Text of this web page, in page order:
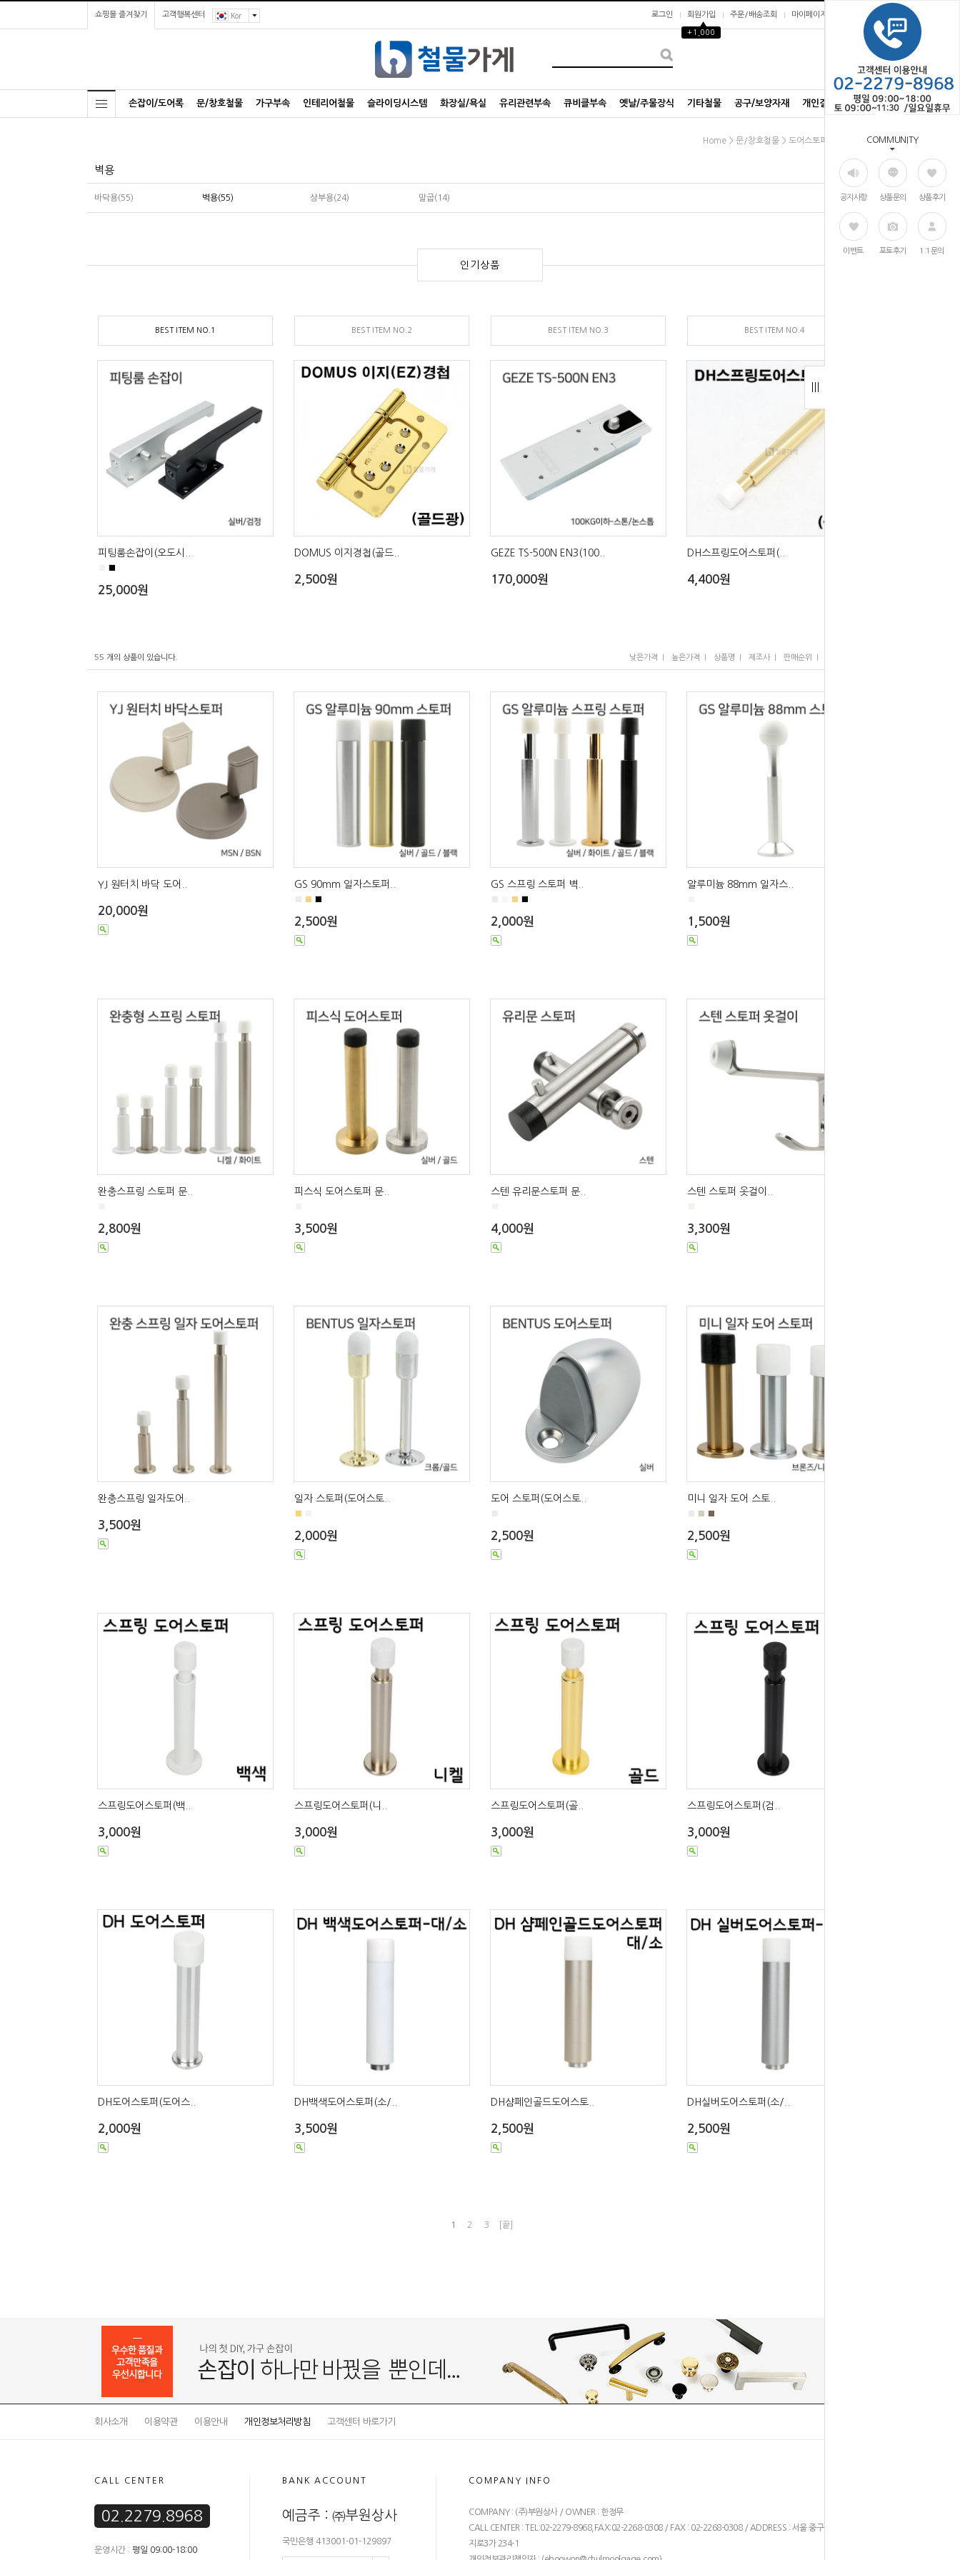
COMMUNITY
공지사항 상품문의 상품후기
이벤트 포토후기 1:1문의
쇼핑몰 즐겨찾기 고객행복센터 Kor 로그인 회원가입
▲
+1,000
주문/배송조회 마이페이지
손잡이/도어록 문/창호철물 가구부속 인테리어철물 슬라이딩시스템 화장실/욕실 유리관련부속 큐비클부속 옛날/주물장식 기타철물 공구/보양자재 개인결제창
Home > 문/창호철물 > 도어스토퍼/말굽 벽용
벽용
바닥용(55) 벽용(55) 상부용(24) 말굽(14)
인기상품
BEST ITEM NO.1 BEST ITEM NO.2 BEST ITEM NO.3 BEST ITEM NO.4
피팅룸손잡이(오도시..
25,000원
DOMUS 이지경첩(골드..
2,500원
GEZE TS-500N EN3(100..
170,000원
DH스프링도어스토퍼(..
4,400원
55 개의 상품이 있습니다. 낮은가격 높은가격 상품명 제조사I 판매순위
YJ 원터치 바닥 도어..
20,000원
GS 90mm 일자스토퍼..
2,500원
GS 스프링 스토퍼 벽..
2,000원
알루미늄 88mm 일자스..
1,500원
완충스프링 스토퍼 문..
2,800원
피스식 도어스토퍼 문..
3,500원
스텐 유리문스토퍼 문..
4,000원
스텐 스토퍼 옷걸이..
3,300원
완충스프링 일자도어..
3,500원
일자 스토퍼(도어스토..
2,000원
도어 스토퍼(도어스토..
2,500원
미니 일자 도어 스토..
2,500원
스프링도어스토퍼(백..
3,000원
스프링도어스토퍼(니..
3,000원
스프링도어스토퍼(골..
3,000원
스프링도어스토퍼(검..
3,000원
DH도어스토퍼(도어스..
2,000원
DH백색도어스토퍼(소/..
3,500원
DH샴페인골드도어스토..
2,500원
DH실버도어스토퍼(소/..
2,500원
1 2 3 [끝]
회사소개 이용약관 이용안내 개인정보처리방침 고객센터 바로가기
CALL CENTER
02.2279.8968
운영시간 : 평일 09:00-18:00
BANK ACCOUNT
예금주 : ㈜부원상사
국민은행 413001-01-129897
COMPANY INFO
COMPANY : (주)부원상사 / OWNER : 한정무
CALL CENTER : TEL:02-2279-8968,FAX:02-2268-0308 / FAX : 02-2268-0308 / ADDRESS : 서울 중구 을
지로3가 234-1